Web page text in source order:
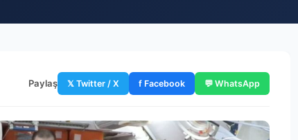
Paylaş 𝕏 Twitter / X f Facebook 💬 WhatsApp